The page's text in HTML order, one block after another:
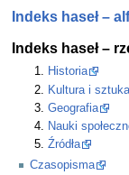
Indeks haseł –
Indeks haseł –
Historia
Kultura i sztuka
Geografia
Nauki
Źródła
Czasopisma